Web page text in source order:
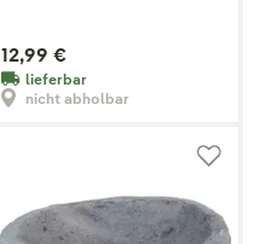
12,99 €
lieferbar
nicht abholbar